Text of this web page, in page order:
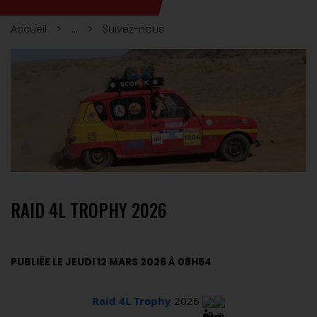
Accueil ... Suivez-nous
RAID 4L TROPHY 2026
PUBLIÉE LE JEUDI 12 MARS 2026 À 08H54
Raid 4L Trophy 2026